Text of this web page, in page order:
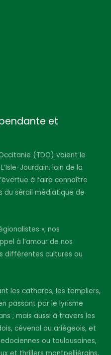
et
(TDO) voient le
Jourdain, loin de la
à faire connaître
du sérail médiatique de
», nos
à l’amour de nos
différentes cultures ou
les cathares, les templiers,
passant par le lyrisme
; mais aussi à travers les
cévenol ou ariégeois, et
ou toulousaines,